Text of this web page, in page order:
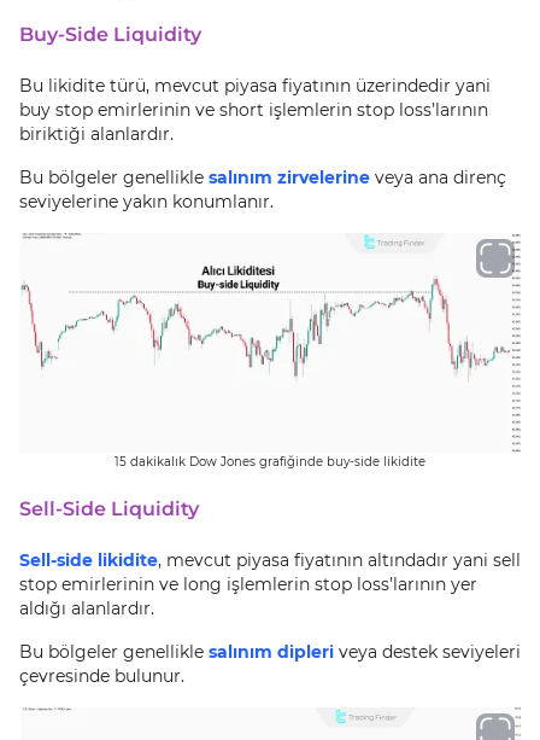
Buy-Side Liquidity
Bu likidite türü, mevcut piyasa fiyatının üzerindedir yani
buy stop emirlerinin ve short işlemlerin stop loss’larının
biriktiği alanlardır.
Bu bölgeler genellikle salınım zirvelerine veya ana direnç
seviyelerine yakın konumlanır.
15 dakikalık Dow Jones grafiğinde buy-side likidite
Sell-Side Liquidity
Sell-side likidite, mevcut piyasa fiyatının altındadır yani sell
stop emirlerinin ve long işlemlerin stop loss’larının yer
aldığı alanlardır.
Bu bölgeler genellikle salınım dipleri veya destek seviyeleri
çevresinde bulunur.